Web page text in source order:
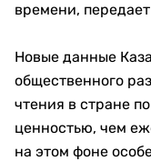
времени, передает
Новые данные
общественного
чтения в стране
ценностью, чем
на этом фоне